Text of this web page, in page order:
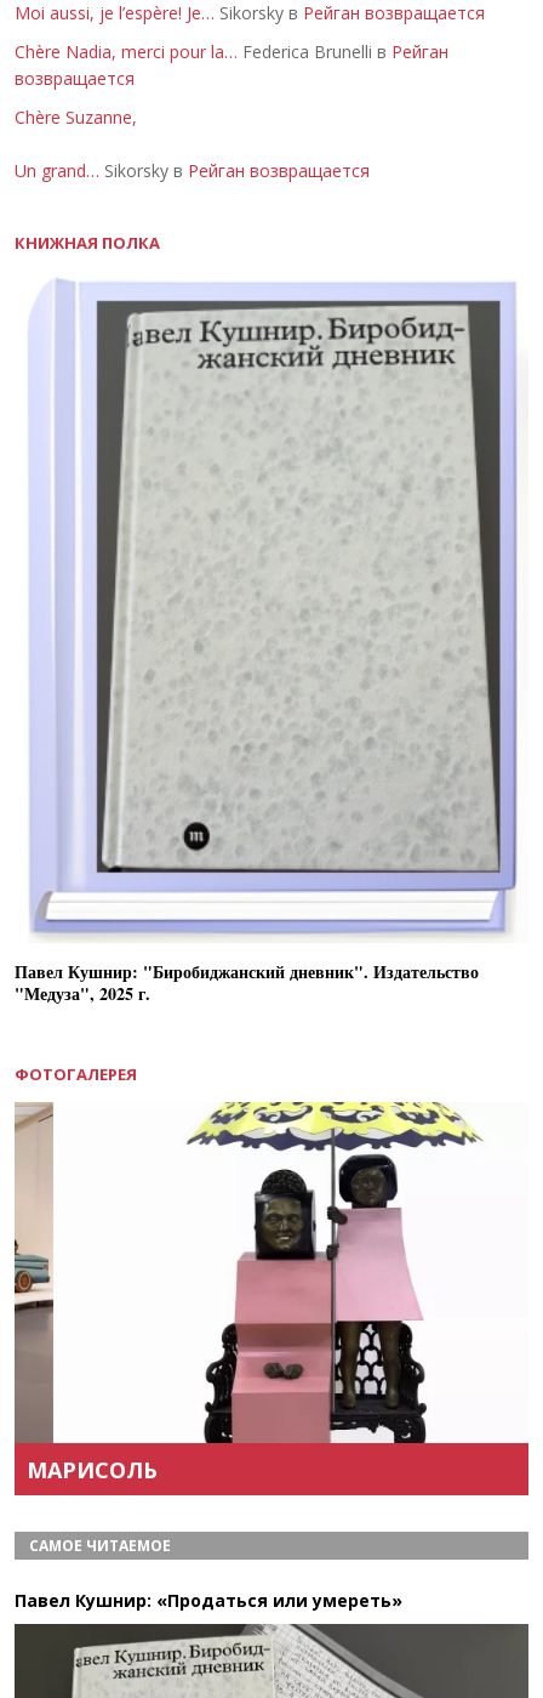
Moi aussi, je l’espère! Je… Sikorsky в Рейган возвращается
Chère Nadia, merci pour la… Federica Brunelli в Рейган
возвращается
Chère Suzanne,
Un grand… Sikorsky в Рейган возвращается
КНИЖНАЯ ПОЛКА
Павел Кушнир: "Биробиджанский дневник". Издательство
"Медуза", 2025 г.
ФОТОГАЛЕРЕЯ
МАРИСОЛЬ
САМОЕ ЧИТАЕМОЕ
Павел Кушнир: «Продаться или умереть»